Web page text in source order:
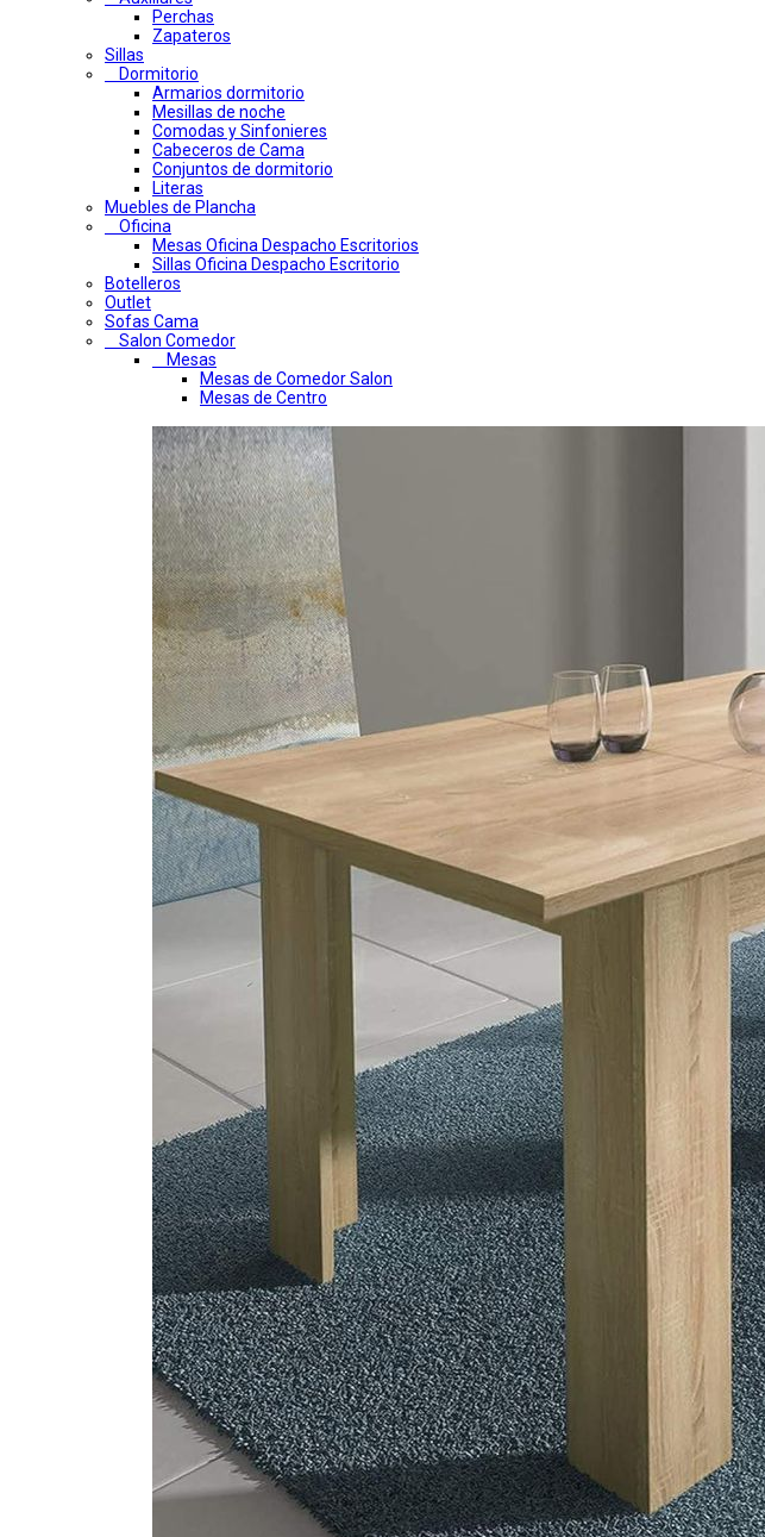
Perchas
Zapateros
Sillas
Dormitorio
Armarios dormitorio
Mesillas de noche
Comodas y Sinfonieres
Cabeceros de Cama
Conjuntos de dormitorio
Literas
Muebles de Plancha
Oficina
Mesas Oficina Despacho Escritorios
Sillas Oficina Despacho Escritorio
Botelleros
Outlet
Sofas Cama
Salon Comedor
Mesas
Mesas de Comedor Salon
Mesas de Centro